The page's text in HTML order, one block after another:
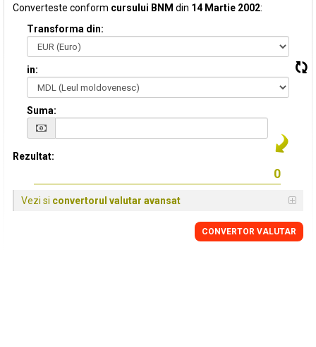
Converteste conform cursului BNM din 14 Martie 2002:
Transforma din:
in:
Suma:
Rezultat:
Vezi si convertorul valutar avansat
CONVERTOR VALUTAR